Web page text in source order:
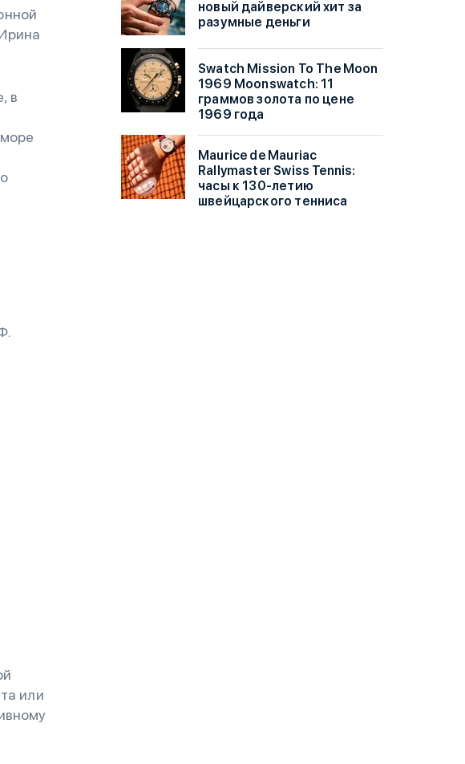
в
или
новый дайверский хит за
разумные деньги
Swatch Mission To The Moon
1969 Moonswatch: 11
граммов золота по цене
1969 года
Maurice de Mauriac
Rallymaster Swiss Tennis:
часы к 130-летию
швейцарского тенниса